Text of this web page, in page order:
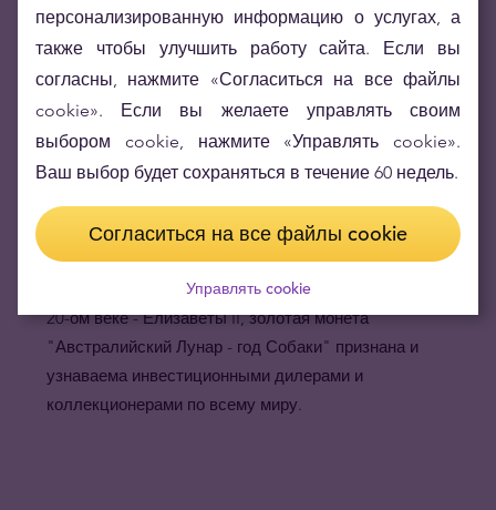
проба золота и статус законного платёжного средства
Австралии - всё это значительно повышает стоимость
монеты на вторичном рынке.
Золотые монеты "Австралийский Лунар -
годСобаки"известны во всём мире.Являясь частью
коллекции "Australian Lunar Series", которая
непрерывно выпускается вот уже 20 лет, изображая на
своих монетах животных знаменитого китайского
лунного календаря, а также портрет самого
могущественного и дольше всех правящего монарха в
20-ом веке - Елизаветы II, золотая монета
"Австралийский Лунар - год Собаки" признана и
узнаваема инвестиционными дилерами и
коллекционерами по всему миру.
персонализированную информацию о услугах, а
также чтобы улучшить работу сайта. Если вы
согласны, нажмите «Согласиться на все файлы
cookie». Если вы желаете управлять своим
выбором cookie, нажмите «Управлять cookie».
Ваш выбор будет сохраняться в течение 60 недель.
Согласиться на все файлы cookie
Управлять cookie